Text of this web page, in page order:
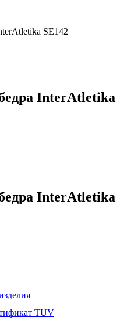
SE142
InterAtletika
InterAtletika
TUV